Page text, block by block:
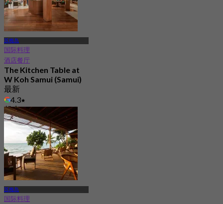
苏梅岛
国际料理
酒店餐厅
The Kitchen Table at
W Koh Samui (Samui)
最新
4.3
起฿ 795
苏梅岛
国际料理